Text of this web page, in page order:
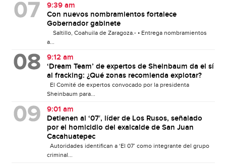
9:39 am
Con nuevos nombramientos fortalece
Gobernador gabinete
Saltillo, Coahuila de Zaragoza.- • Entrega nombramientos
a...
9:12 am
‘Dream Team’ de expertos de Sheinbaum da el sí
al fracking: ¿Qué zonas recomienda explotar?
El Comité de expertos convocado por la presidenta
Sheinbaum para...
9:01 am
Detienen al ‘07′, líder de Los Rusos, señalado
por el homicidio del exalcalde de San Juan
Cacahuatepec
Autoridades identifican a ‘El 07’ como integrante del grupo
criminal...